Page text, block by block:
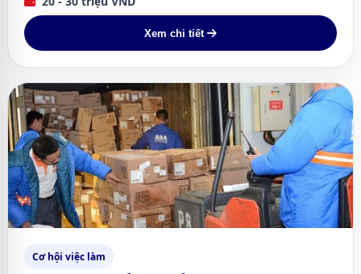
Xem chi tiết
Cơ hội việc làm